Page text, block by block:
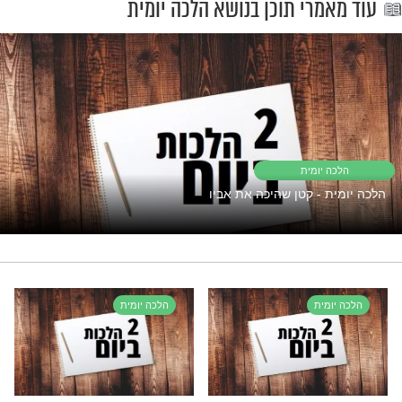
סימן תקכז].
טוב וחסד"
את השפע אבל המצב תקוע?נסו את זה
תוכן בנושא הלכה יומית